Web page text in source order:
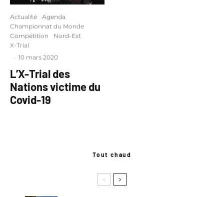
Actualité
Agenda
Championnat du Monde
Compétition
Nord-Est
X-Trial
· 10 mars 2020
L’X-Trial des
Nations victime du
Covid-19
Tout chaud